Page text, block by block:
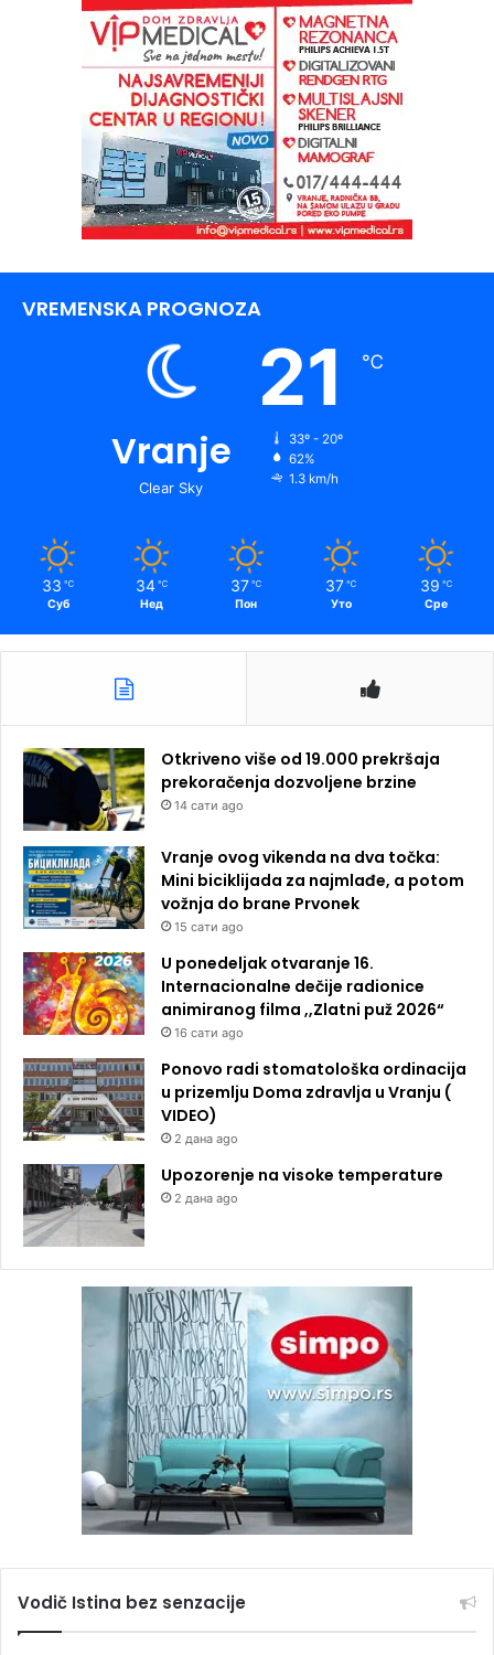
VREMENSKA PROGNOZA
Vranje
Clear Sky
21 ℃
33º - 20º
62%
1.3 km/h
33 ℃
Суб
34 ℃
Нед
37 ℃
Пон
37 ℃
Уто
39 ℃
Сре
Otkriveno više od 19.000 prekršaja
prekoračenja dozvoljene brzine
14 сати ago
Vranje ovog vikenda na dva točka:
Mini biciklijada za najmlađe, a potom
vožnja do brane Prvonek
15 сати ago
U ponedeljak otvaranje 16.
Internacionalne dečije radionice
animiranog filma ,,Zlatni puž 2026“
16 сати ago
Ponovo radi stomatološka ordinacija
u prizemlju Doma zdravlja u Vranju (
VIDEO)
2 дана ago
Upozorenje na visoke temperature
2 дана ago
Vodič Istina bez senzacije